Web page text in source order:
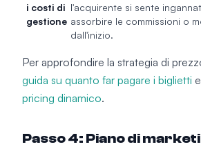
i costi di
gestione
l'acquirente si sente
assorbire le commissioni o
dall'inizio.
Per approfondire la strategia di
guida su quanto far pagare i biglietti
pricing dinamico.
Passo 4: Piano di